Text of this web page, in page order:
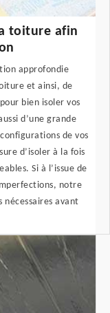
toiture afin
approfondie
et ainsi, de
bien isoler vos
d’une grande
de vos
d’isoler à la fois
Si à l’issue de
notre
avant